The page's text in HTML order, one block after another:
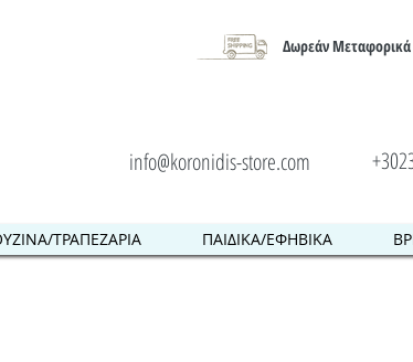
Δωρεάν Μεταφορικά
info@koronidis-store.com
ΤΡΑΠΕΖΑΡΙΑ ΠΑΙΔΙΚΑ/ΕΦΗΒΙΚΑ